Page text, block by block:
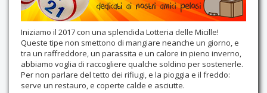
Iniziamo il 2017 con una splendida Lotteria delle Micille!
Queste tipe non smettono di mangiare neanche un giorno, e
tra un raffreddore, un parassita e un calore in pieno inverno,
abbiamo voglia di raccogliere qualche soldino per sostenerle.
Per non parlare del tetto dei rifiugi, e la pioggia e il freddo:
serve un restauro, e coperte calde e asciutte.